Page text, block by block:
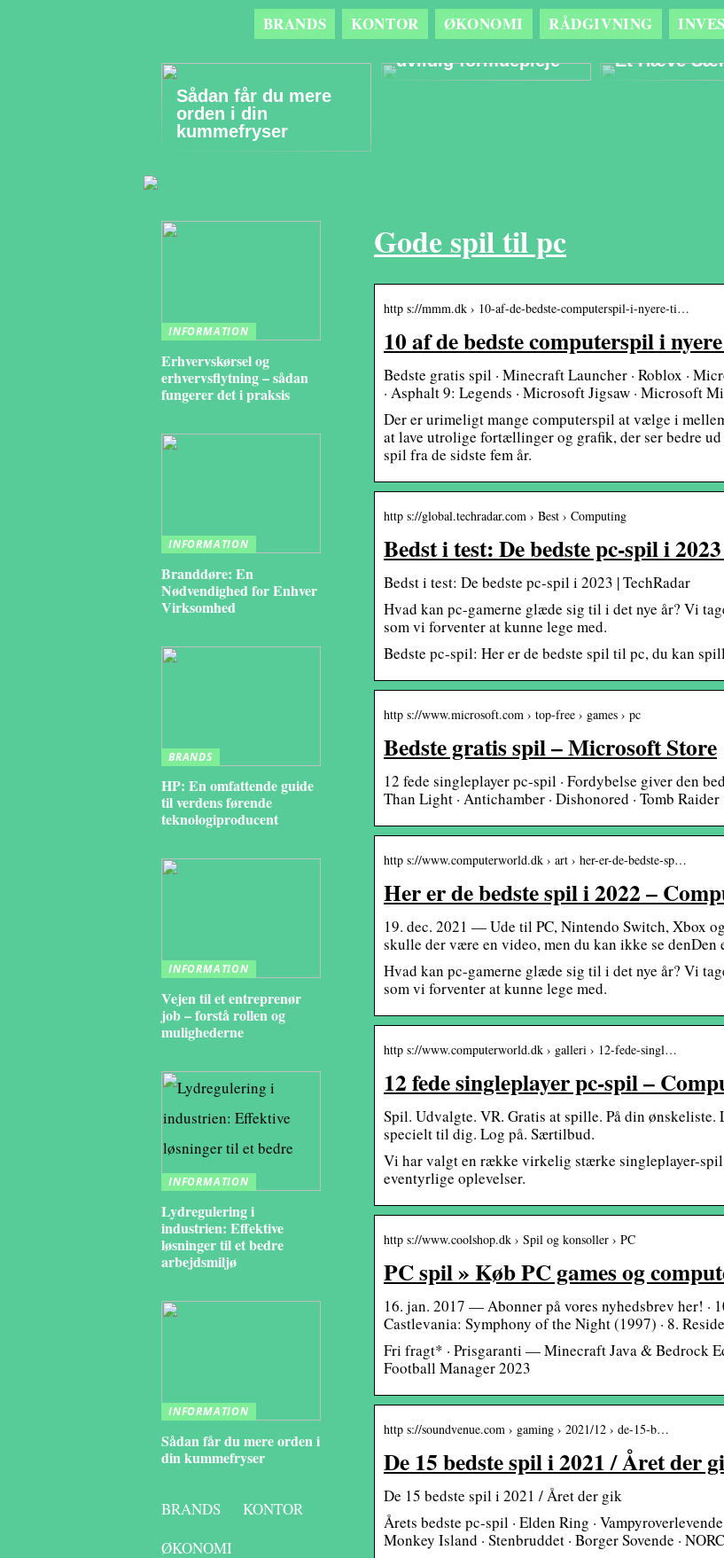
BRANDS KONTOR ØKONOMI RÅDGIVNING
Sådan får du mere
orden i din
kummefryser
Sådan kan det gavne
din opsparing med
uvildig formuepleje
Optimér
Et Hæve
Gode spil til pc
http s://mmm.dk › 10-af-de-bedste-computerspil-i-nyere-ti…
10 af de bedste computerspil i
Bedste gratis spil · Minecraft Launcher · Roblox ·
· Asphalt 9: Legends · Microsoft Jigsaw · Microsoft
Der er urimeligt mange computerspil at vælge i
at lave utrolige fortællinger og grafik, der ser bedre
spil fra de sidste fem år.
http s://global.techradar.com › Best › Computing
Bedst i test: De bedste pc-spil i
Bedst i test: De bedste pc-spil i 2023 | TechRadar
Hvad kan pc-gamerne glæde sig til i det nye år? Vi
som vi forventer at kunne lege med.
Bedste pc-spil: Her er de bedste spil til pc, du kan
http s://www.microsoft.com › top-free › games › pc
Bedste gratis spil – Microsoft Store
12 fede singleplayer pc-spil · Fordybelse giver den
Than Light · Antichamber · Dishonored · Tomb
http s://www.computerworld.dk › art › her-er-de-bedste-sp…
Her er de bedste spil i 2022 –
19. dec. 2021 — Ude til PC, Nintendo Switch, Xbox
skulle der være en video, men du kan ikke se
Hvad kan pc-gamerne glæde sig til i det nye år? Vi
som vi forventer at kunne lege med.
http s://www.computerworld.dk › galleri › 12-fede-singl…
12 fede singleplayer pc-spil –
Spil. Udvalgte. VR. Gratis at spille. På din
specielt til dig. Log på. Særtilbud.
Vi har valgt en række virkelig stærke singleplayer-
eventyrlige oplevelser.
http s://www.coolshop.dk › Spil og konsoller › PC
PC spil » Køb PC games og
16. jan. 2017 — Abonner på vores nyhedsbrev her! ·
Castlevania: Symphony of the Night (1997) · 8.
Fri fragt* · Prisgaranti — Minecraft Java & Bedrock
Football Manager 2023
http s://soundvenue.com › gaming › 2021/12 › de-15-b…
De 15 bedste spil i 2021 / Året der
De 15 bedste spil i 2021 / Året der gik
Årets bedste pc-spil · Elden Ring ·
Monkey Island · Stenbruddet · Borger Sovende ·
INFORMATION
Erhvervskørsel og
erhvervsflytning – sådan
fungerer det i praksis
INFORMATION
Branddøre: En
Nødvendighed for Enhver
Virksomhed
BRANDS
HP: En omfattende guide
til verdens førende
teknologiproducent
INFORMATION
Vejen til et entreprenør
job – forstå rollen og
mulighederne
INFORMATION
Lydregulering i
industrien: Effektive
løsninger til et bedre
arbejdsmiljø
INFORMATION
Sådan får du mere orden i
din kummefryser
BRANDS
KONTOR
ØKONOMI